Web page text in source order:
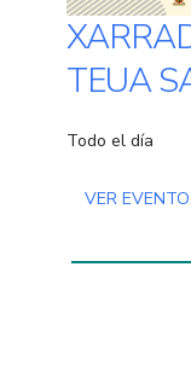
TEUA
Todo el día
VER EVENTO